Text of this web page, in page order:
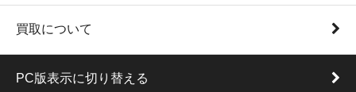
買取について
PC版表示に切り替える